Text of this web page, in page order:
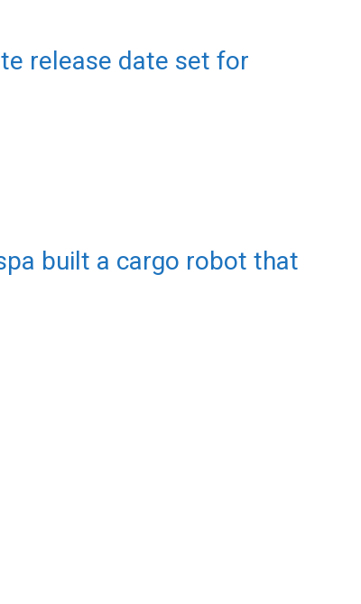
release date set for
built a cargo robot that